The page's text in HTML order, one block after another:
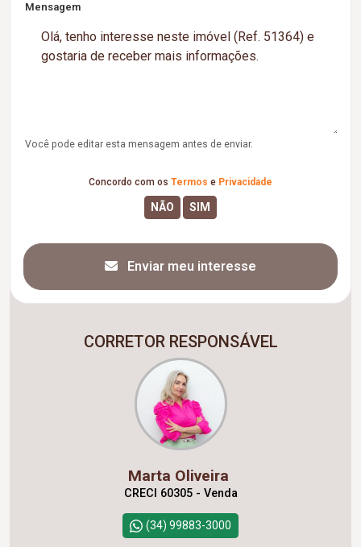
Mensagem
Você pode editar esta mensagem antes de enviar.
Concordo com os Termos e Privacidade
Enviar meu interesse
CORRETOR RESPONSÁVEL
Marta Oliveira
CRECI 60305 - Venda
(34) 99883-3000